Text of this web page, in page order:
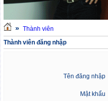
» Thành viên
Thành viên đăng nhập
Tên đăng nhập
Mật khẩu